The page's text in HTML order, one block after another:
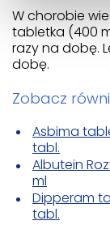
W chorobie
tabletka (400
razy na dobę.
dobę.
Zobacz
Asbima
tabl.
Albutein
ml
Dipperam
tabl.